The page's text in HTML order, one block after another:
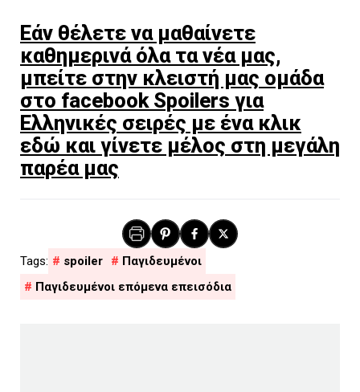
Εάν θέλετε να μαθαίνετε
καθημερινά όλα τα νέα μας,
μπείτε στην κλειστή μας ομάδα
στο facebook Spoilers για
Ελληνικές σειρές με ένα κλικ
εδώ και γίνετε μέλος στη μεγάλη
παρέα μας
spoiler
Παγιδευμένοι
Παγιδευμένοι επόμενα επεισόδια